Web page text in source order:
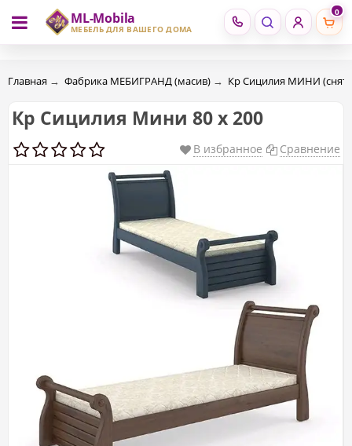
ML-Mobila
МЕБЕЛЬ ДЛЯ ВАШЕГО ДОМА
0
RU RO
Главная → Фабрика МЕБИГРАНД (масив) → Кр Сицилия МИНИ
Кр Сицилия Мини 80 х 200
В избранное Сравнение